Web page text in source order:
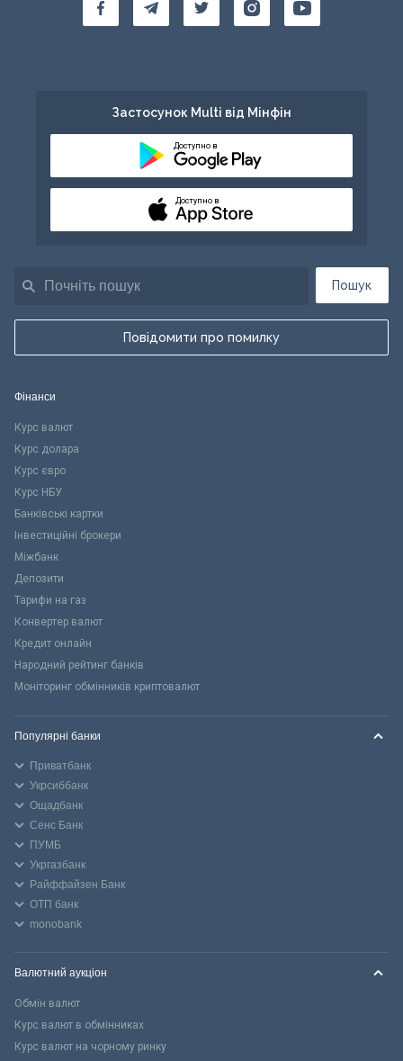
Пошук
Повідомити про помилку
Застосунок Multi від Мінфін
Доступно в
Доступно в
Фінанси
Курс валют
Курс долара
Курс євро
Курс НБУ
Банківські картки
Інвестиційні брокери
Міжбанк
Депозити
Тарифи на газ
Конвертер валют
Кредит онлайн
Народний рейтинг банків
Моніторинг обмінників криптовалют
Популярні банки
Приватбанк
Укрсиббанк
Ощадбанк
Сенс Банк
ПУМБ
Укргазбанк
Райффайзен Банк
ОТП банк
monobank
Валютний аукціон
Обмін валют
Курс валют в обмінниках
Курс валют на чорному ринку